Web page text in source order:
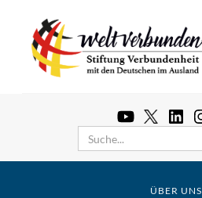
ÜBER UNS